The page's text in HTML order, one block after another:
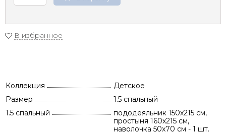
В избранное
Коллекция
Детское
Размер
1.5 спальный
1.5 спальный
пододеяльник 150х215 см,
простыня 160х215 см,
наволочка 50х70 см - 1 шт.